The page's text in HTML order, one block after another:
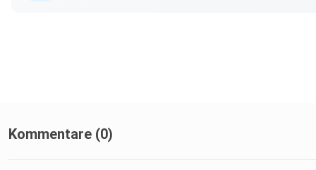
Future of Work: Job Shifting Not Job Loss. Partners Universal
Kommentare (0)